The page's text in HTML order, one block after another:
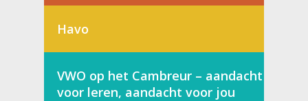
Havo
VWO op het Cambreur – aandacht
voor leren, aandacht voor jou